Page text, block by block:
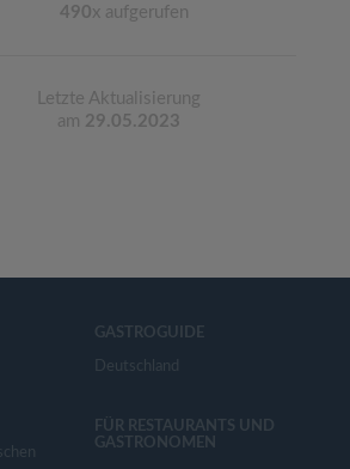
490x aufgerufen
Letzte Aktualisierung
am 29.05.2023
GASTROGUIDE
Deutschland
FÜR RESTAURANTS UND
GASTRONOMEN